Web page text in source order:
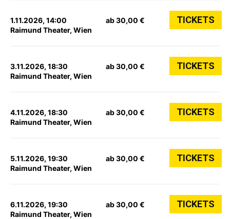
1.11.2026, 14:00
Raimund Theater, Wien
ab 30,00 € TICKETS
3.11.2026, 18:30
Raimund Theater, Wien
ab 30,00 € TICKETS
4.11.2026, 18:30
Raimund Theater, Wien
ab 30,00 € TICKETS
5.11.2026, 19:30
Raimund Theater, Wien
ab 30,00 € TICKETS
6.11.2026, 19:30
Raimund Theater, Wien
ab 30,00 € TICKETS